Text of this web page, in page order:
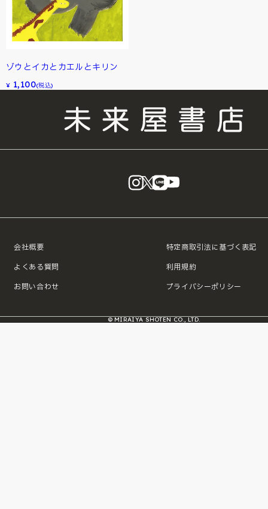
ゾウとイカとカエルとキリン
¥ 1,100(税込)
instagram
X LINE
会社概要
よくある質問
お問い合わせ
特定商取引法に基づく表記
利用規約
プライバシーポリシー
© MIRAIYA SHOTEN CO., LTD.